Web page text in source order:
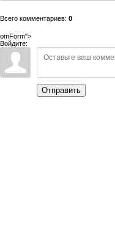
Всего комментариев: 0
omForm">
Войдите:
Отправить